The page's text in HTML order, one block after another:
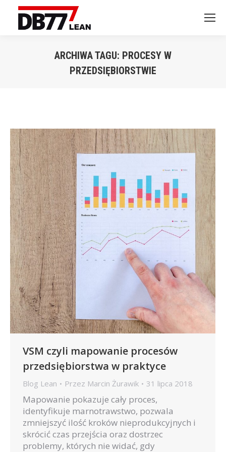
ARCHIWA TAGU: PROCESY W
PRZEDSIĘBIORSTWIE
VSM czyli mapowanie procesów
przedsiębiorstwa w praktyce
Blog Lean Przez Marcin Żurawik 31 lipca 2018
Mapowanie pokazuje cały proces,
identyfikuje marnotrawstwo, pozwala
zmniejszyć ilość kroków nieprodukcyjnych i
skrócić czas przejścia oraz dostrzec
problemy, których nie widać, gdy